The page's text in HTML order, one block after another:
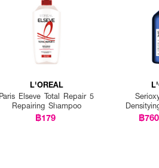
L'OREAL
Paris Elseve Total Repair 5
Repairing Shampoo
฿179 ฿760